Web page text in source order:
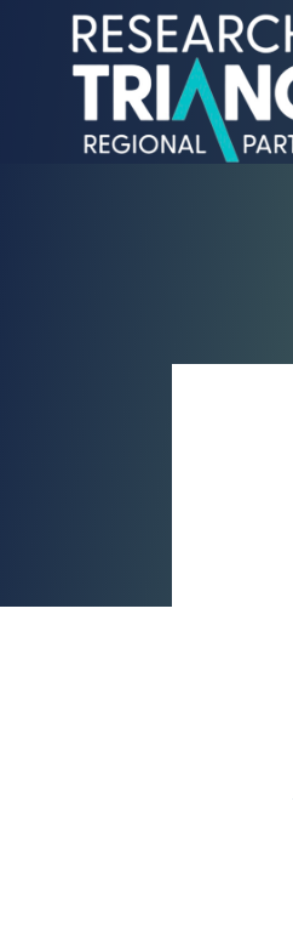
Przejdź do treści